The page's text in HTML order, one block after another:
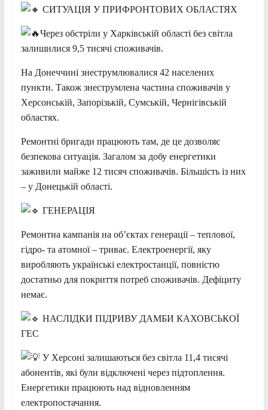
СИТУАЦІЯ У ПРИФРОНТОВИХ ОБЛАСТЯХ
Через обстріли у Харківській області без світла
залишилися 9,5 тисячі споживачів.
На Донеччині знеструмлювалися 42 населених
пункти. Також знеструмлена частина споживачів у
Херсонській, Запорізькій, Сумській, Чернігівській
областях.
Ремонтні бригади працюють там, де це дозволяє
безпекова ситуація. Загалом за добу енергетики
заживили майже 12 тисяч споживачів. Більшість із них
– у Донецькій області.
ГЕНЕРАЦІЯ
Ремонтна кампанія на об’єктах генерації – теплової,
гідро- та атомної – триває. Електроенергії, яку
виробляють українські електростанції, повністю
достатньо для покриття потреб споживачів. Дефіциту
немає.
НАСЛІДКИ ПІДРИВУ ДАМБИ КАХОВСЬКОЇ
ГЕС
У Херсоні залишаються без світла 11,4 тисячі
абонентів, які були відключені через підтоплення.
Енергетики працюють над відновленням
електропостачання.